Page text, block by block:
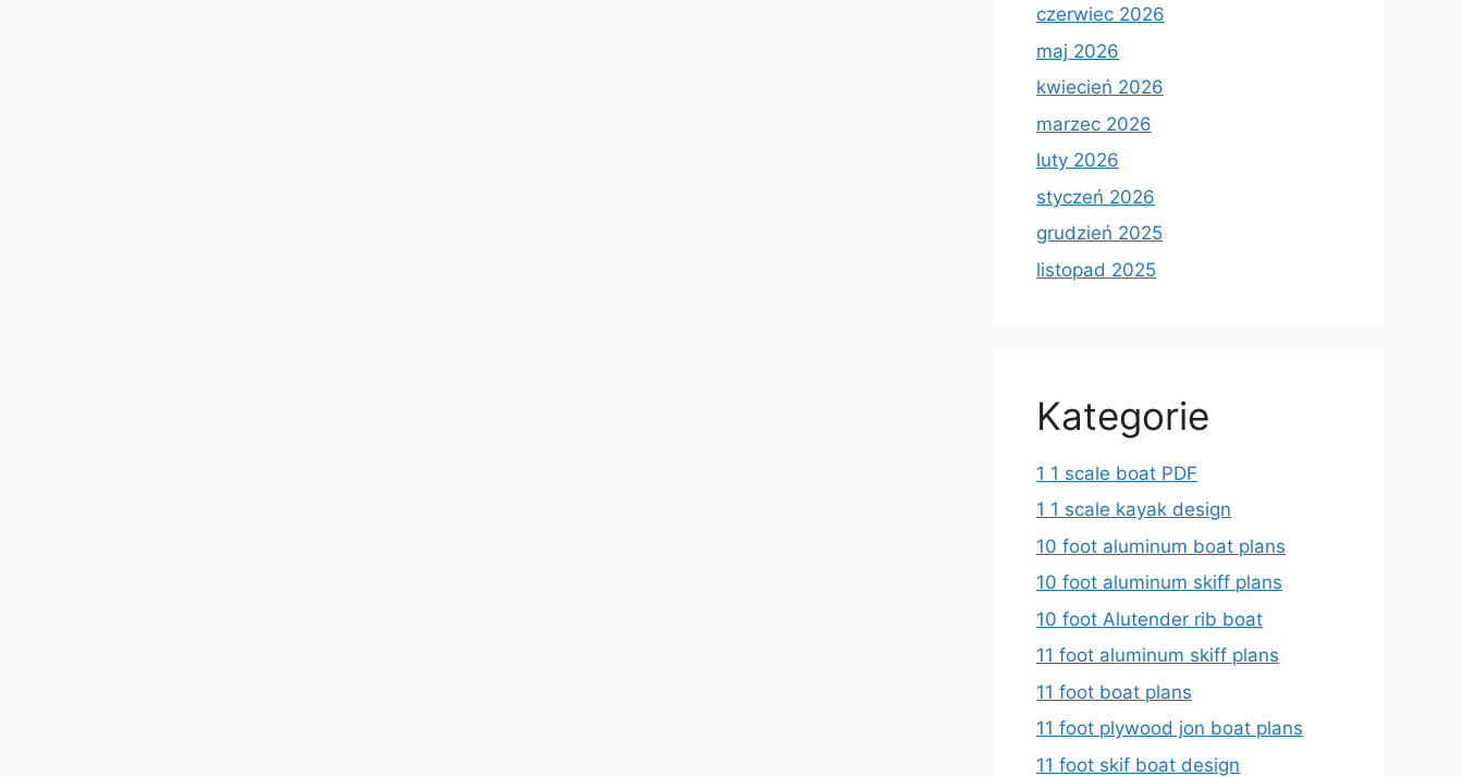
czerwiec 2026
maj 2026
kwiecień 2026
marzec 2026
luty 2026
styczeń 2026
grudzień 2025
listopad 2025
Kategorie
1 1 scale boat PDF
1 1 scale kayak design
10 foot aluminum boat plans
10 foot aluminum skiff plans
10 foot Alutender rib boat
11 foot aluminum skiff plans
11 foot boat plans
11 foot plywood jon boat plans
11 foot skif boat design